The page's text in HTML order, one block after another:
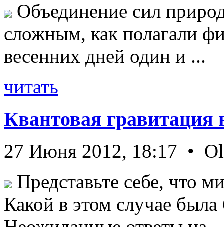
Объединение сил
сложным, как полагали
весенних дней один и ...
читать
Квантовая гравитация
27 Июня 2012, 18:17 •
Представьте себе, что
Какой в этом случае